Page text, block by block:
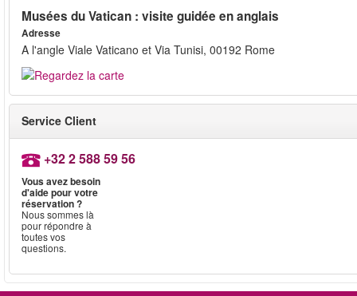
Musées du Vatican : visite guidée en anglais
Adresse
A l'angle Viale Vaticano et Via Tunisi, 00192 Rome
Service Client
+32 2 588 59 56
Vous avez besoin
d'aide pour votre
réservation ?
Nous sommes là
pour répondre à
toutes vos
questions.